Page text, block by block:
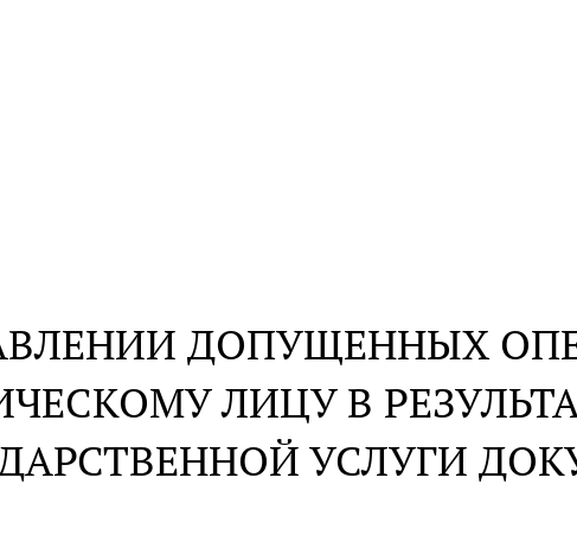
ДОПУЩЕННЫХ
ЛИЦУ В
УСЛУГИ